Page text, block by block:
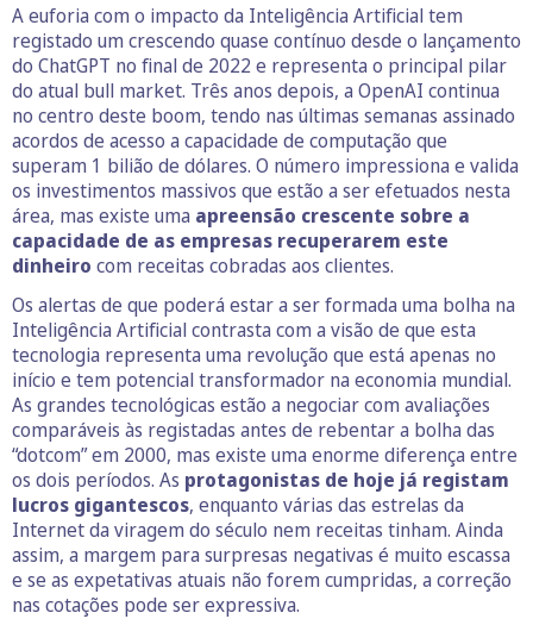
A euforia com o impacto da Inteligência Artificial tem
registado um crescendo quase contínuo desde o lançamento
do ChatGPT no final de 2022 e representa o principal pilar
do atual bull market. Três anos depois, a OpenAI continua
no centro deste boom, tendo nas últimas semanas assinado
acordos de acesso a capacidade de computação que
superam 1 bilião de dólares. O número impressiona e valida
os investimentos massivos que estão a ser efetuados nesta
área, mas existe uma apreensão crescente sobre a
capacidade de as empresas recuperarem este
dinheiro com receitas cobradas aos clientes.
Os alertas de que poderá estar a ser formada uma bolha na
Inteligência Artificial contrasta com a visão de que esta
tecnologia representa uma revolução que está apenas no
início e tem potencial transformador na economia mundial.
As grandes tecnológicas estão a negociar com avaliações
comparáveis às registadas antes de rebentar a bolha das
“dotcom” em 2000, mas existe uma enorme diferença entre
os dois períodos. As protagonistas de hoje já registam
lucros gigantescos, enquanto várias das estrelas da
Internet da viragem do século nem receitas tinham. Ainda
assim, a margem para surpresas negativas é muito escassa
e se as expetativas atuais não forem cumpridas, a correção
nas cotações pode ser expressiva.